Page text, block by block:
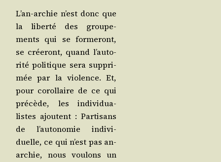
L’an-archie n’est donc que
la liber­té des grou­pe­
ments qui se for­me­ront,
se crée­ront, quand l’au­to­
ri­té poli­tique sera sup­pri­
mée par la vio­lence. Et,
pour corol­laire de ce qui
pré­cède, les indi­vi­dua­
listes ajoutent : Par­ti­sans
de l’au­to­no­mie indi­vi­
duelle, ce qui n’est pas an-
archie, nous vou­lons un